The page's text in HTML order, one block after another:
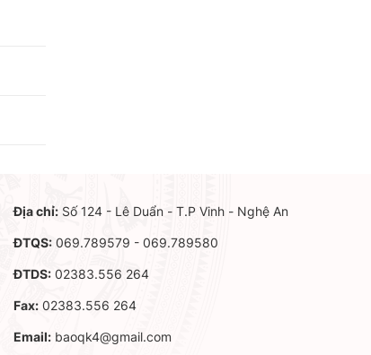
Địa chỉ:Số 124 - Lê Duẩn - T.P Vinh - Nghệ An
ĐTQS:069.789579 - 069.789580
ĐTDS:02383.556 264
Fax:02383.556 264
Email:baoqk4@gmail.com